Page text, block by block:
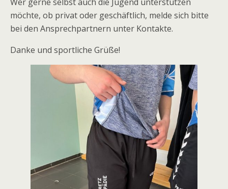
möchte, ob privat oder geschäftlich, melde sich bitte
bei den Ansprechpartnern unter Kontakte.
Danke und sportliche Grüße!